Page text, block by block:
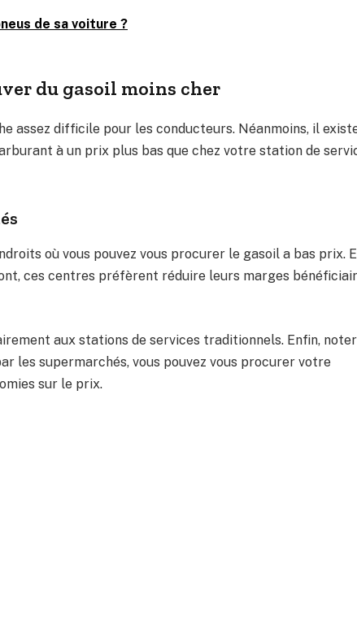
de sa voiture ?
du gasoil moins cher
assez difficile pour les conducteurs. Néanmoins, il
à un prix plus bas que chez votre station de
où vous pouvez vous procurer le gasoil a bas prix.
ces centres préfèrent réduire leurs marges
aux stations de services traditionnels. Enfin, noter
les supermarchés, vous pouvez vous procurer votre
sur le prix.